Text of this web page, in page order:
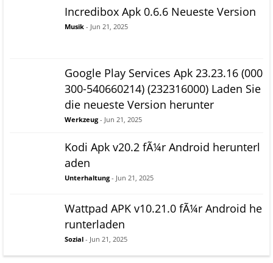
Incredibox Apk 0.6.6 Neueste Version
Musik - Jun 21, 2025
Google Play Services Apk 23.23.16 (000
300-540660214) (232316000) Laden Sie
die neueste Version herunter
Werkzeug - Jun 21, 2025
Kodi Apk v20.2 fÃ¼r Android herunterl
aden
Unterhaltung - Jun 21, 2025
Wattpad APK v10.21.0 fÃ¼r Android he
runterladen
Sozial - Jun 21, 2025